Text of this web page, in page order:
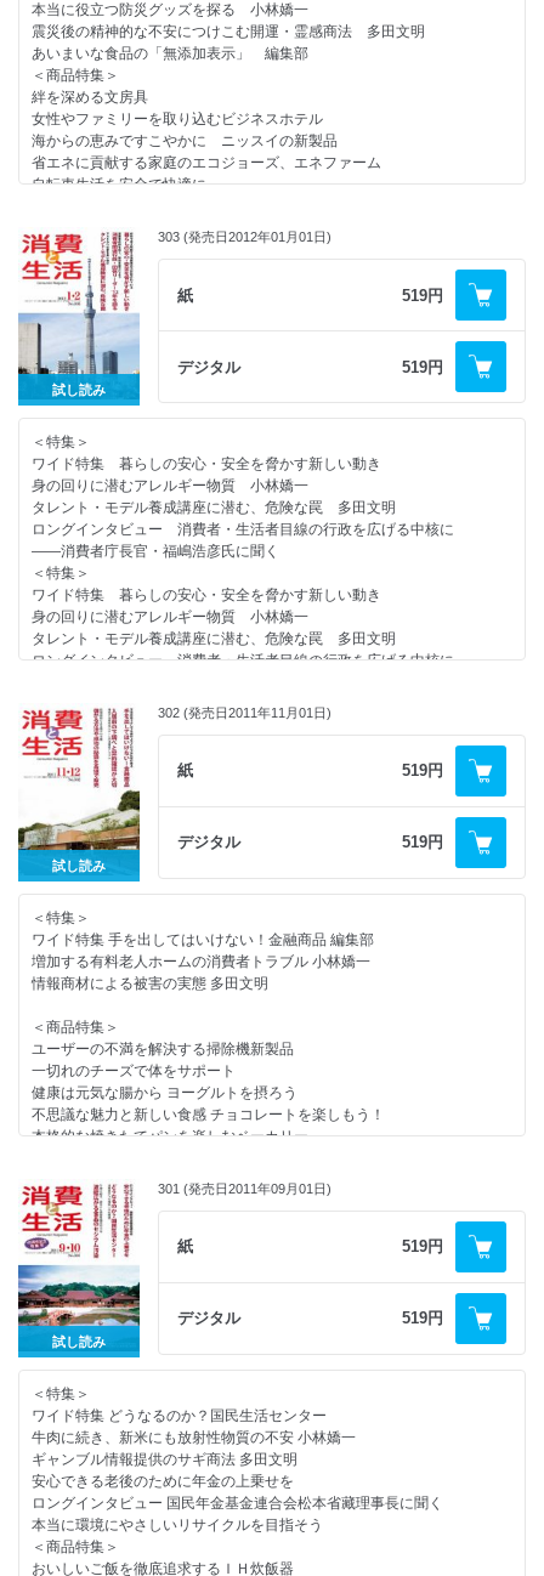
＜消費者情報＞
健康博覧会が３０周年／国セン検討会が始まる／日本消費者協会５０周年
記念イベント／
子供の事故予防でシンポジウム／昨年の食中毒死者１１人／全国消費者フ
ォーラム開催／
貸金業規制緩和の動きを牽制
＜話題＞
欧米では常識、補聴器の両耳装用（ＮＪＨ）
動産）
ミセスのＣＡＲ研究 車の燃費はどう測る？
内部被ばく予防効果が期待される「りんごペクチン」（サニーヘルス）
暮らしの商品情報 大豆や穀物をブレンドした野菜飲料／お茶づけ海苔
他
本当に役立つ防災グッズを探る 小林嬌一
震災後の精神的な不安につけこむ開運・霊感商法 多田文明
あいまいな食品の「無添加表示」 編集部
＜商品特集＞
絆を深める文房具
女性やファミリーを取り込むビジネスホテル
海からの恵みですこやかに ニッスイの新製品
省エネに貢献する家庭のエコジョーズ、エネファーム
自転車生活を安全で快適に
やぶにらみ社会学 １８２ わがままな西行 葦村二郎
コンシューマー・アイ そして一年 来住恵美子
消費者問題なう フェイスブック 猪瀬聖
新連載 New York Now No.1 “スーパーボール異変” 楓セビル
よむ 後代に伝えたい市民性 ふたりのケンゾーさん 早川克巳
消費者センターめぐり １６４ 野洲市市民生活相談室
リサイクルの現場 第２回 アルミ缶
＜消費者情報＞
まちの先生見本市開催／国センの国への移行を表明／消費者関連法案の成
輸入食品の安全性の意見交換会／昨年の交通事故死者４６１１人／新宿区
消費生活展が盛況／
消費者教育フェスタ開催
＜話題＞
消費生活アドバイザー合格者名簿（日本産業協会）
ミセスのＣＡＲ研究 ついに登場したプラグインハイブリッド車 （トヨ
タ自動車）
少量炊きでもおいしい高級小型炊飯器（三菱電機）
住宅めぐり 車とも連携するスマートハウス（トヨタホーム）
生活の空気を考える（エステー）
過不足なく摂取したい微量栄養素「ヨウ素」
振り返る消費者関連ニュース２０１１
ＢＯＯＫＳＴＡＬＬ
読者の広場
処分業者の手口を知る
試し読み
303 (発売日2012年01月01日)
紙 519円
デジタル 519円
＜特集＞
ワイド特集 暮らしの安心・安全を脅かす新しい動き
身の回りに潜むアレルギー物質 小林嬌一
タレント・モデル養成講座に潜む、危険な罠 多田文明
ロングインタビュー 消費者・生活者目線の行政を広げる中核に
――消費者庁長官・福嶋浩彦氏に聞く
＜特集＞
ワイド特集 暮らしの安心・安全を脅かす新しい動き
身の回りに潜むアレルギー物質 小林嬌一
タレント・モデル養成講座に潜む、危険な罠 多田文明
ロングインタビュー 消費者・生活者目線の行政を広げる中核に
消費者関連行政・団体リーダー２０１２年を語る
＜商品特集＞
冬の風邪対策 こじらせないために早めのケアを
家族そろって楽しむ鍋もの 鍋調味料・味噌・だし
進化を続けるインスタントラーメン
節電機能が充実する最新エアコン
＜連載＞
やぶにらみ社会学 １８１ 不思議な体毛 葦村二郎
コンシューマー・アイ リラックス上手 伊東広美
よむ 新しい展望と視野を開くために 早川克巳
消費者センターめぐり １６３ 宮城県消費生活センター
新連載 リサイクルの現場 第１回 スチール缶
＜消費者情報＞
費者大会開催／
食品の放射能汚染について学ぶ／レジ袋辞退率３８・２％／屋内での発電
機使用は危険／
国民生活産業・消費者団体連合会が発足
＜話題＞
石油採掘は信頼関係から （アブダビ石油）
健やかであることへの感謝と良い年を願って供える鏡餅 （日本鏡餅組
合）
住宅めぐり 新たな魅力を備えた高性能２×６住宅 （積水化学工業）
ＩＳＯ導入で企業はどう変わるのか？ ヤマサ醤油、カルピスの事例
新しい発想の消臭加工繊維 （シキボウ）
ガス・石油暖房機、きちんと換気をしていますか？（日本ガス石油機器工
業会）
マークの知識 健康食品は品質で選ぶ ＨＱ認証マーク
原料にこだわり伝統製法の味を守る （純正食品マルシマ）
暮らしの商品情報 プッチンプリン／カテキン烏龍茶 他
消費者関連２０１２カレンダー
ＢＯＯＫＳＴＡＬＬ
読者の広場
処分業者の手口を知る
編集後記
試し読み
302 (発売日2011年11月01日)
紙 519円
デジタル 519円
＜特集＞
ワイド特集 手を出してはいけない！金融商品 編集部
増加する有料老人ホームの消費者トラブル 小林嬌一
情報商材による被害の実態 多田文明
＜商品特集＞
ユーザーの不満を解決する掃除機新製品
一切れのチーズで体をサポート
健康は元気な腸から ヨーグルトを摂ろう
不思議な魅力と新しい食感 チョコレートを楽しもう！
本格的な焼きたてパンを楽しむベーカリー
電気代は一ヵ月わずか850円のIHクッキングヒーター
人と人との絆を大切に 心をこめて贈るお歳暮ギフト
＜連載＞
やぶにらみ社会学 180 津波と雑草 葦村二郎
コンシューマー・アイ やっぱり英語が話せない私 重信理子
新連載 消費者問題なう 稲刈り、原発、消費者 猪瀬聖
よむ 酷暑の涼となった漫画と諭吉精神 早川克巳
消費者センターめぐり １６２ 但馬消費生活センター
＜消費者情報＞
消費者窓口の震災対応を調査／国セン一元化問題の結論先送り／国セン問
題で消費者庁は低評価／
震災で都民の半数がヒヤリハット／未公開株など利殖商法被害が深刻／架
空請求以外の相談が増加へ／第二次消費者委員会がスタート
＜話題＞
知っとく情報 物流としてＣＳを追求 （ＯＰＡＬ）
試し読み
301 (発売日2011年09月01日)
紙 519円
デジタル 519円
＜特集＞
ワイド特集 どうなるのか？国民生活センター
牛肉に続き、新米にも放射性物質の不安 小林嬌一
ギャンブル情報提供のサギ商法 多田文明
安心できる老後のために年金の上乗せを
ロングインタビュー 国民年金基金連合会松本省藏理事長に聞く
本当に環境にやさしいリサイクルを目指そう
＜商品特集＞
おいしいご飯を徹底追求するＩＨ炊飯器